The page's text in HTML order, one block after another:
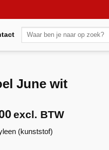
Zoeken
June wit
excl. BTW
(kunststof)